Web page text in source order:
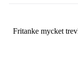
Fritanke mycket